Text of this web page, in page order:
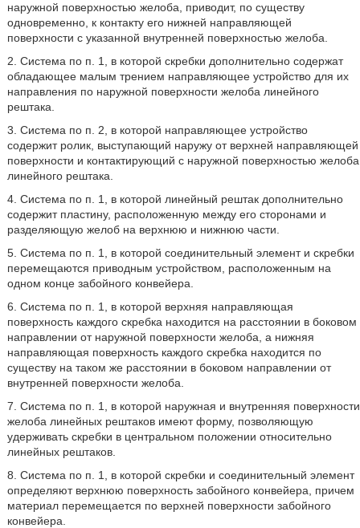
наружной поверхностью желоба, приводит, по существу
одновременно, к контакту его нижней направляющей
поверхности с указанной внутренней поверхностью желоба.
2. Система по п. 1, в которой скребки дополнительно содержат
обладающее малым трением направляющее устройство для их
направления по наружной поверхности желоба линейного
рештака.
3. Система по п. 2, в которой направляющее устройство
содержит ролик, выступающий наружу от верхней направляющей
поверхности и контактирующий с наружной поверхностью желоба
линейного рештака.
4. Система по п. 1, в которой линейный рештак дополнительно
содержит пластину, расположенную между его сторонами и
разделяющую желоб на верхнюю и нижнюю части.
5. Система по п. 1, в которой соединительный элемент и скребки
перемещаются приводным устройством, расположенным на
одном конце забойного конвейера.
6. Система по п. 1, в которой верхняя направляющая
поверхность каждого скребка находится на расстоянии в боковом
направлении от наружной поверхности желоба, а нижняя
направляющая поверхность каждого скребка находится по
существу на таком же расстоянии в боковом направлении от
внутренней поверхности желоба.
7. Система по п. 1, в которой наружная и внутренняя поверхности
желоба линейных рештаков имеют форму, позволяющую
удерживать скребки в центральном положении относительно
линейных рештаков.
8. Система по п. 1, в которой скребки и соединительный элемент
определяют верхнюю поверхность забойного конвейера, причем
материал перемещается по верхней поверхности забойного
конвейера.